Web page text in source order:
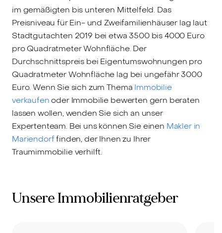
im gemäßigten bis unteren Mittelfeld. Das
Preisniveau für Ein- und Zweifamilienhäuser lag laut
Stadtgutachten 2019 bei etwa 3500 bis 4000 Euro
pro Quadratmeter Wohnfläche. Der
Durchschnittspreis bei Eigentumswohnungen pro
Quadratmeter Wohnfläche lag bei ungefähr 3000
Euro. Wenn Sie sich zum Thema Immobilie
verkaufenoder Immobilie bewerten gern beraten
lassen wollen, wenden Sie sich an unser
Expertenteam. Bei uns können Sie einen Makler in
Mariendorffinden, der Ihnen zu Ihrer
Traumimmobilie verhilft.
Unsere Immobilienratgeber